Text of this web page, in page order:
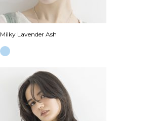
Milky Lavender Ash